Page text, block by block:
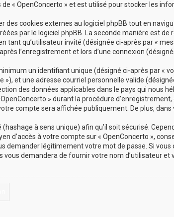
« OpenConcerto » et est utilisé pour stocker les
des cookies externes au logiciel phpBB tout en
par le logiciel phpBB. La seconde manière est
tant qu’utilisateur invité (désignée ci-après par «
l’enregistrement et lors d’une connexion
un identifiant unique (désigné ci-après par «
»), et une adresse courriel personnelle valide
des données applicables dans le pays qui nous
» durant la procédure
compte sera affichée publiquement. De plus,
à sens unique) afin qu’il soit sécurisé.
d’accès à votre compte sur « OpenConcerto »,
demander légitimement votre mot de passe. Si
vous demandera de fournir votre nom d’utilisateur